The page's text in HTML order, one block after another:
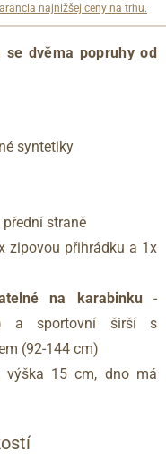
najnižšej ceny na trhu.
se dvěma popruhy od
syntetiky
straně
zipovou přihrádku a 1x
na karabinku-
a sportovní širší s
(92-144 cm)
výška 15 cm, dno má